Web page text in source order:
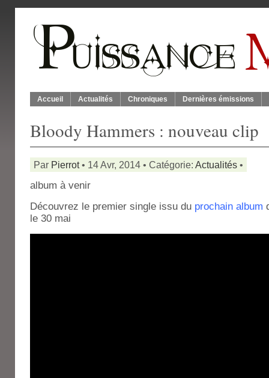
Accueil Actualités Chroniques Dernières émissions
Bloody Hammers : nouveau clip
Par Pierrot• 14 Avr, 2014 • Catégorie: Actualités •
album à venir
Découvrez le premier single issu du prochain album
le 30 mai